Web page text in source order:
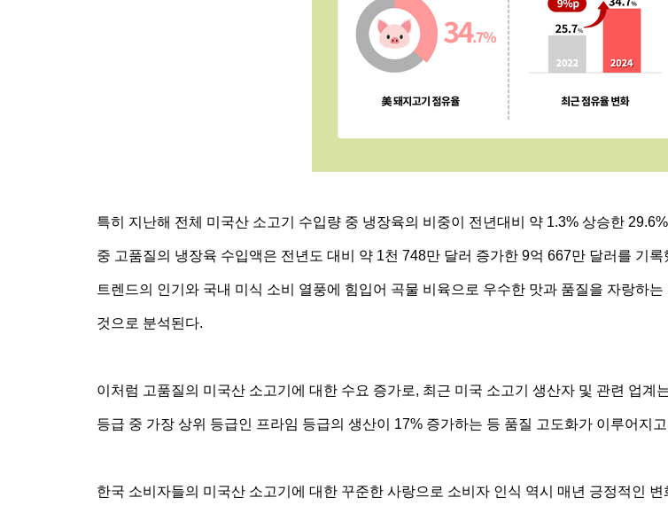
특히 지난해 전체 미국산 소고기 수입량 중 냉장육의 비중이 전년대비 약 1.3% 상승한
중 고품질의 냉장육 수입액은 전년도 대비 약 1천 748만 달러 증가한 9억 667만 달러를 기
트렌드의 인기와 국내 미식 소비 열풍에 힘입어 곡물 비육으로 우수한 맛과 품질을 자랑하
것으로 분석된다.
이처럼 고품질의 미국산 소고기에 대한 수요 증가로, 최근 미국 소고기 생산자 및 관련 업계
등급 중 가장 상위 등급인 프라임 등급의 생산이 17% 증가하는 등 품질 고도화가 이루어지
한국 소비자들의 미국산 소고기에 대한 꾸준한 사랑으로 소비자 인식 역시 매년 긍정적인